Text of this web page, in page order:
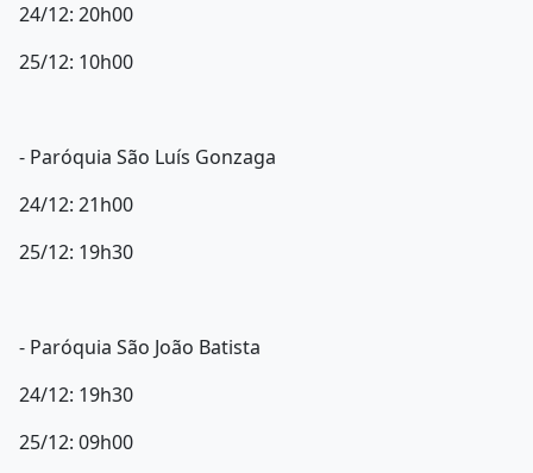
24/12: 20h00
25/12: 10h00
- Paróquia São Luís Gonzaga
24/12: 21h00
25/12: 19h30
- Paróquia São João Batista
24/12: 19h30
25/12: 09h00